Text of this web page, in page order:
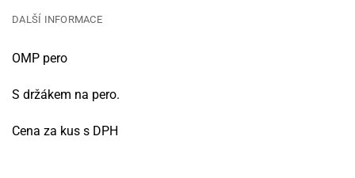
DALŠÍ INFORMACE
OMP pero
S držákem na pero.
Cena za kus s DPH